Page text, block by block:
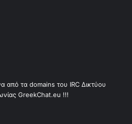
από τα domains του IRC Δικτύου
GreekChat.eu !!!